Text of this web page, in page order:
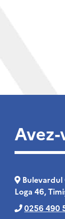
Loga 46,
0256 490